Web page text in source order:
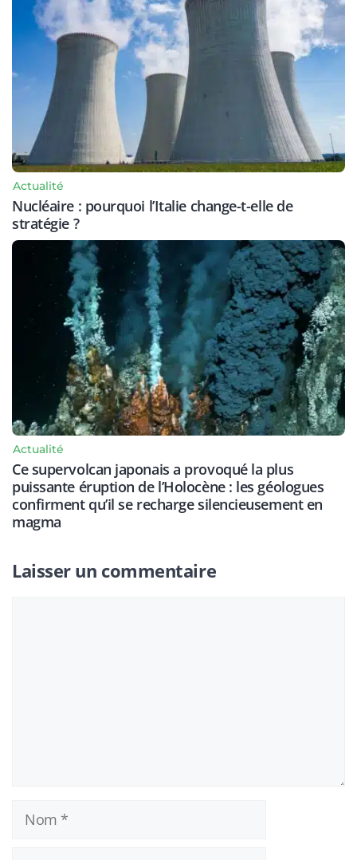
Actualité
Nucléaire : pourquoi l’Italie change-t-elle de
stratégie ?
Actualité
Ce supervolcan japonais a provoqué la plus
puissante éruption de l’Holocène : les géologues
confirment qu’il se recharge silencieusement en
magma
Laisser un commentaire
Nom